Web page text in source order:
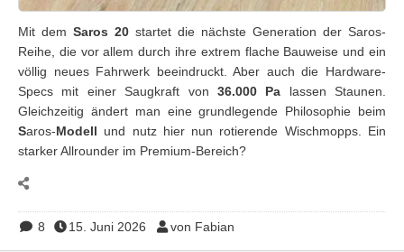
Mit dem Saros 20 startet die nächste Generation der Saros-
Reihe, die vor allem durch ihre extrem flache Bauweise und ein
völlig neues Fahrwerk beeindruckt. Aber auch die Hardware-
Specs mit einer Saugkraft von 36.000 Pa lassen Staunen.
Gleichzeitig ändert man eine grundlegende Philosophie beim
Saros-Modell und nutz hier nun rotierende Wischmopps. Ein
starker Allrounder im Premium-Bereich?
8 15. Juni 2026 von Fabian